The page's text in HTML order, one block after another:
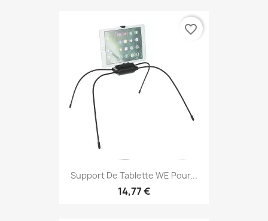
Support De Tablette WE Pour...
14,77 €
favorite_border